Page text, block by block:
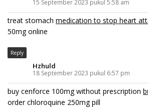
15 September 2023 pukul 5:58 am
treat stomach medication to stop heart
50mg online
Reply
Hzhuld
18 September 2023 pukul 6:57 pm
buy cenforce 100mg without prescription
order chloroquine 250mg pill